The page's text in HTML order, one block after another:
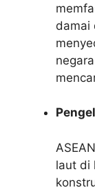
damai
laut di